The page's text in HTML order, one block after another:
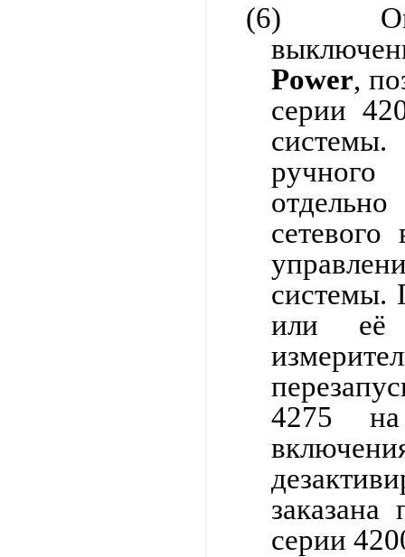
(6)
Power,
серии
системы.
ручного
сетевого
системы.
или её
4275
серии